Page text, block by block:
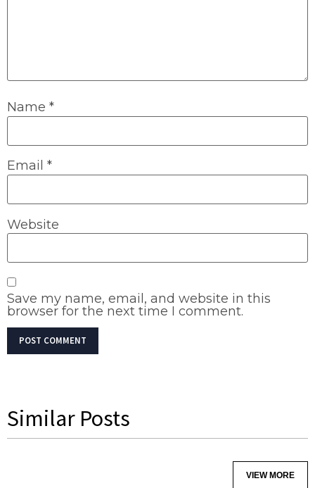
Name *
Email *
Website
Save my name, email, and website in this
browser for the next time I comment.
Similar Posts
VIEW MORE